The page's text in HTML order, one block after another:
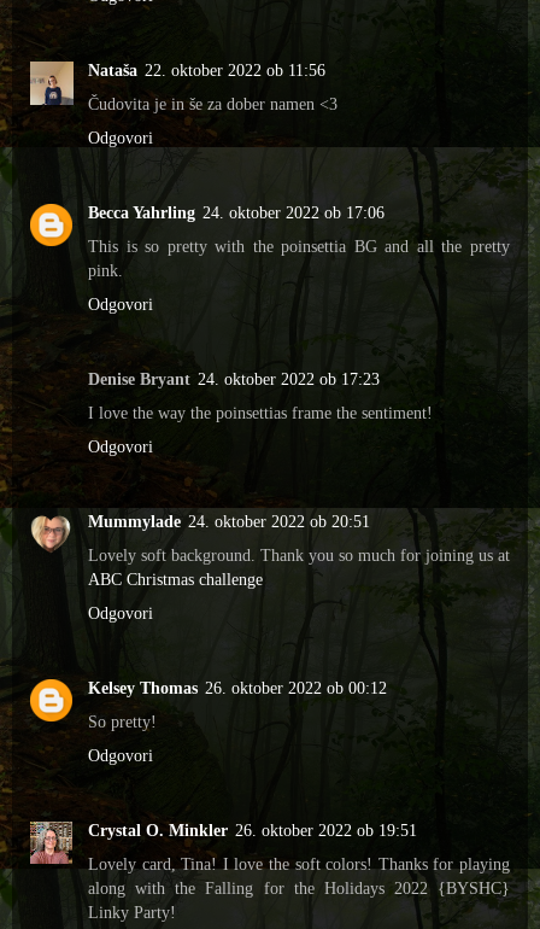
Nataša 22. oktober 2022 ob 11:56
Čudovita je in še za dober namen <3
Odgovori
Becca Yahrling 24. oktober 2022 ob 17:06
This is so pretty with the poinsettia BG and all the pretty
pink.
Odgovori
Denise Bryant 24. oktober 2022 ob 17:23
I love the way the poinsettias frame the sentiment!
Odgovori
Mummylade 24. oktober 2022 ob 20:51
Lovely soft background. Thank you so much for joining us at
ABC Christmas challenge
Odgovori
Kelsey Thomas 26. oktober 2022 ob 00:12
So pretty!
Odgovori
Crystal O. Minkler 26. oktober 2022 ob 19:51
Lovely card, Tina! I love the soft colors! Thanks for playing
along with the Falling for the Holidays 2022 {BYSHC}
Linky Party!